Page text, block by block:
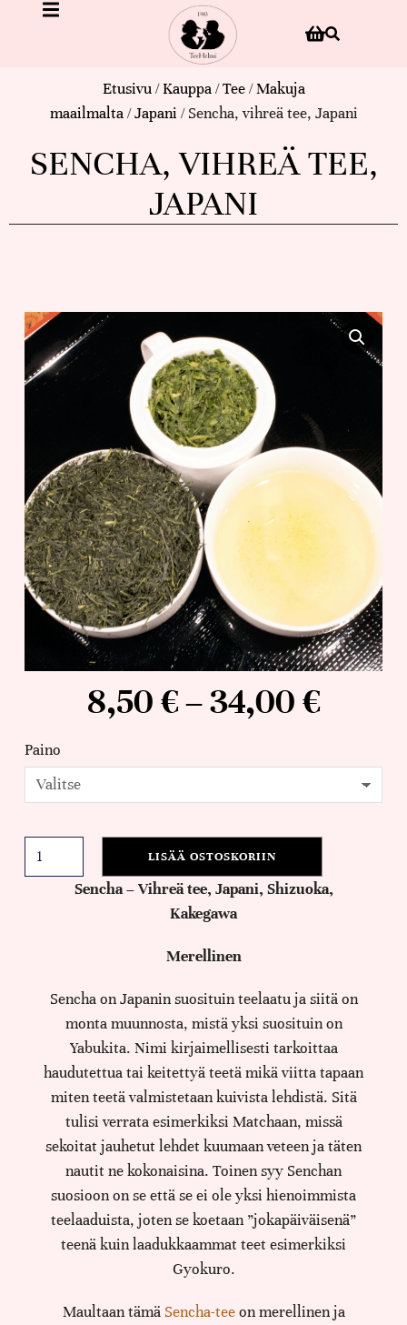
Etusivu/Kauppa/Tee/Makuja
maailmalta/Japani / Sencha, vihreä tee, Japani
SENCHA, VIHREÄ TEE,
JAPANI
8,50€–34,00€
Paino
LISÄÄ OSTOSKORIIN
Sencha – Vihreä tee, Japani, Shizuoka,
Kakegawa
Merellinen
Sencha on Japanin suosituin teelaatu ja siitä on
monta muunnosta, mistä yksi suosituin on
Yabukita. Nimi kirjaimellisesti tarkoittaa
haudutettua tai keitettyä teetä mikä viitta tapaan
miten teetä valmistetaan kuivista lehdistä. Sitä
tulisi verrata esimerkiksi Matchaan, missä
sekoitat jauhetut lehdet kuumaan veteen ja täten
nautit ne kokonaisina. Toinen syy Senchan
suosioon on se että se ei ole yksi hienoimmista
teelaaduista, joten se koetaan ”jokapäiväisenä”
teenä kuin laadukkaammat teet esimerkiksi
Gyokuro.
Maultaan tämä Sencha-teeon merellinen ja